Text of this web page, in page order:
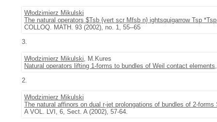
Włodzimierz Mikulski
The natural operators $Tsb {vert scr Mfsb n} ightsquigarrow Tsp
COLLOQ. MATH. 93 (2002), no. 1, 55--65
3.
Włodzimierz Mikulski, M.Kures
Natural operators lifting 1-forms to bundles of Weil contact elements
2.
Włodzimierz Mikulski
The natural affinors on dual r-jet prolongations of bundles of 2-forms
A VOL. LVI, 6, Sect. A (2002), 57-64.